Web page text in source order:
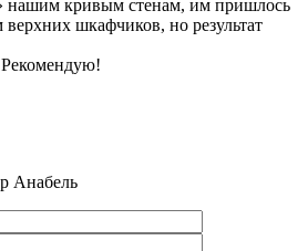
нашим кривым стенам, им пришлось
шкафчиков, но результат
Анабель